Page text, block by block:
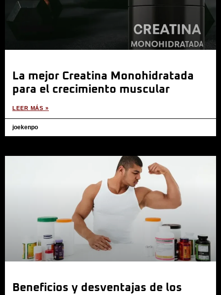
La mejor Creatina Monohidratada
para el crecimiento muscular
LEER MÁS »
joekenpo
Beneficios y desventajas de los